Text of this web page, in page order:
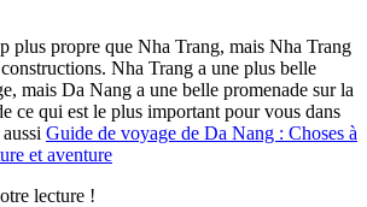
plus propre que Nha Trang, mais Nha Trang
Nha Trang a une plus belle
mais Da Nang a une belle promenade sur la
ce qui est le plus important pour vous dans
Guide de voyage de Da Nang : Choses à
et aventure
lecture !